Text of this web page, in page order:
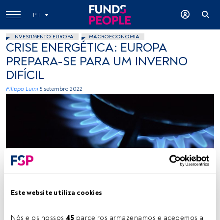
Este website utiliza cookies
Nós e os nossos 45 parceiros armazenamos e acedemos a
PT
INVESTIMENTO EUROPA MACROECONOMIA
CRISE ENERGÉTICA: EUROPA
PREPARA-SE PARA UM INVERNO
DIFÍCIL
Filippo Luini 5 setembro 2022
Tempo de leitura: 4 min.